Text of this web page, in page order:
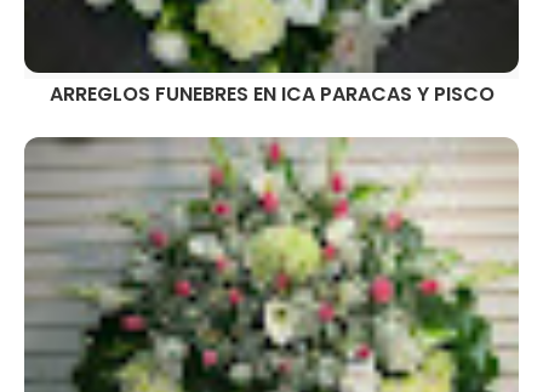
ARREGLOS FUNEBRES EN ICA PARACAS Y PISCO